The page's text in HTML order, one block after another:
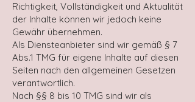
Richtigkeit, Vollständigkeit und Aktualität
der Inhalte können wir jedoch keine
Gewähr übernehmen.
Als Diensteanbieter sind wir gemäß § 7
Abs.1 TMG für eigene Inhalte auf diesen
Seiten nach den allgemeinen Gesetzen
verantwortlich.
Nach §§ 8 bis 10 TMG sind wir als